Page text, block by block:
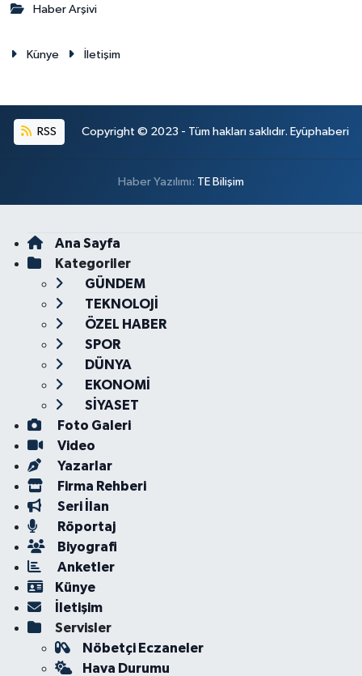
Haber Arşivi
Künye İletişim
RSS Copyright © 2023 - Tüm hakları saklıdır. Eyüphaberi
Haber Yazılımı: TE Bilişim
Ana Sayfa
Kategoriler
GÜNDEM
TEKNOLOJİ
ÖZEL HABER
SPOR
DÜNYA
EKONOMİ
SİYASET
Foto Galeri
Video
Yazarlar
Firma Rehberi
Seri İlan
Röportaj
Biyografi
Anketler
Künye
İletişim
Servisler
Nöbetçi Eczaneler
Hava Durumu